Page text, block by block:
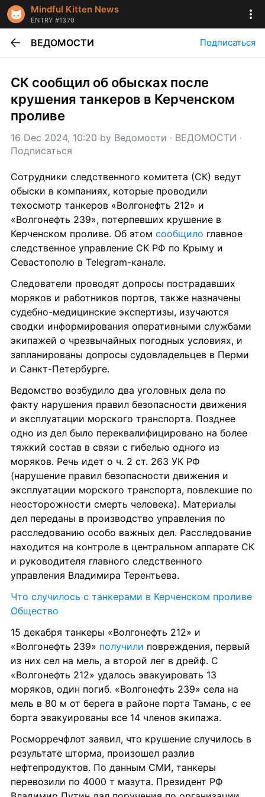
Mindful Kitten News
ENTRY #1370
ВЕДОМОСТИ Подписаться
СК сообщил об обысках после
крушения танкеров в Керченском
проливе
16 Dec 2024, 10:20 by Ведомости · ВЕДОМОСТИ
Подписаться
Сотрудники следственного комитета (СК) ведут
обыски в компаниях, которые проводили
техосмотр танкеров «Волгонефть 212» и
«Волгонефть 239», потерпевших крушение в
Керченском проливе. Об этом сообщило главное
следственное управление СК РФ по Крыму и
Севастополю в Telegram-канале.
Следователи проводят допросы пострадавших
моряков и работников портов, также назначены
судебно-медицинские экспертизы, изучаются
сводки информирования оперативными службами
экипажей о чрезвычайных погодных условиях, и
запланированы допросы судовладельцев в Перми
и Санкт-Петербурге.
Ведомство возбудило два уголовных дела по
факту нарушения правил безопасности движения
и эксплуатации морского транспорта. Позднее
одно из дел было переквалифицировано на более
тяжкий состав в связи с гибелью одного из
моряков. Речь идет о ч. 2 ст. 263 УК РФ
(нарушение правил безопасности движения и
эксплуатации морского транспорта, повлекшие по
неосторожности смерть человека). Материалы
дел переданы в производство управления по
расследованию особо важных дел. Расследование
находится на контроле в центральном аппарате СК
и руководителя главного следственного
управления Владимира Терентьева.
Что случилось с танкерами в Керченском проливе
Общество
15 декабря танкеры «Волгонефть 212» и
«Волгонефть 239» получили повреждения, первый
из них сел на мель, а второй лег в дрейф. С
«Волгонефть 212» удалось эвакуировать 13
моряков, один погиб. «Волгонефть 239» села на
мель в 80 м от берега в районе порта Тамань, с ее
борта эвакуированы все 14 членов экипажа.
Росморречфлот заявил, что крушение случилось в
результате шторма, произошел разлив
нефтепродуктов. По данным СМИ, танкеры
перевозили по 4000 т мазута. Президент РФ